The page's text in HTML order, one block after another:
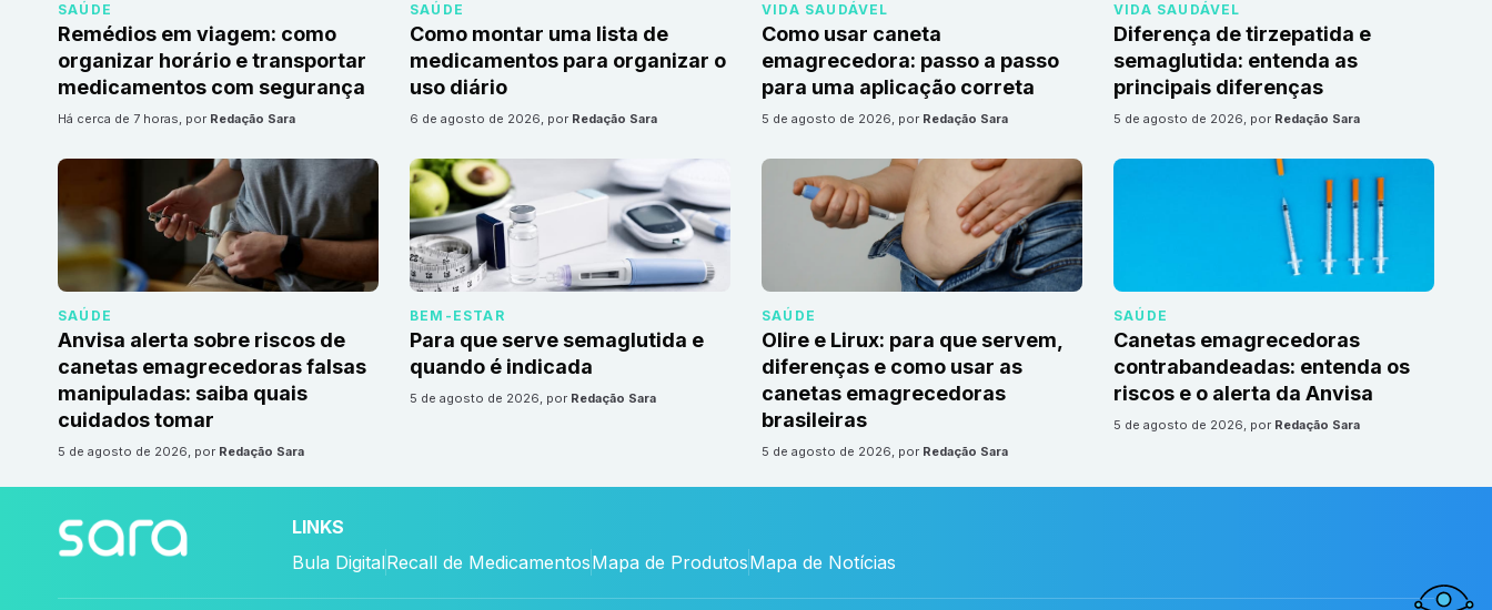
SAÚDE
Remédios em viagem: como
organizar horário e transportar
medicamentos com segurança
há cerca de 7 horas, por Redação Sara
SAÚDE
Como montar uma lista de
medicamentos para organizar o
uso diário
6 de agosto de 2026, por Redação Sara
VIDA SAUDÁVEL
Como usar caneta
emagrecedora: passo a passo
para uma aplicação correta
5 de agosto de 2026, por Redação Sara
VIDA SAUDÁVEL
Diferença de tirzepatida e
semaglutida: entenda as
principais diferenças
5 de agosto de 2026, por Redação Sara
SAÚDE
Anvisa alerta sobre riscos de
canetas emagrecedoras falsas
manipuladas: saiba quais
cuidados tomar
5 de agosto de 2026, por Redação Sara
BEM-ESTAR
Para que serve semaglutida e
quando é indicada
5 de agosto de 2026, por Redação Sara
SAÚDE
Olire e Lirux: para que servem,
diferenças e como usar as
canetas emagrecedoras
brasileiras
5 de agosto de 2026, por Redação Sara
SAÚDE
Canetas emagrecedoras
contrabandeadas: entenda os
riscos e o alerta da Anvisa
5 de agosto de 2026, por Redação Sara
LINKS
Bula DigitalRecall de MedicamentosMapa de ProdutosMapa de Notícias